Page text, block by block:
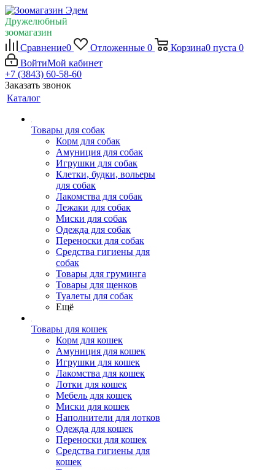
Дружелюбный
зоомагазин
Сравнение0 Отложенные 0 Корзина0 пуста 0
ВойтиМой кабинет
+7 (3843) 60-58-60
Заказать звонок
Каталог
Товары для собак
Корм для собак
Амуниция для собак
Игрушки для собак
Клетки, будки, вольеры
для собак
Лакомства для собак
Лежаки для собак
Миски для собак
Одежда для собак
Переноски для собак
Средства гигиены для
собак
Товары для груминга
Товары для щенков
Туалеты для собак
Ещё
Товары для кошек
Корм для кошек
Амуниция для кошек
Игрушки для кошек
Лакомства для кошек
Лотки для кошек
Мебель для кошек
Миски для кошек
Наполнители для лотков
Одежда для кошек
Переноски для кошек
Средства гигиены для
кошек